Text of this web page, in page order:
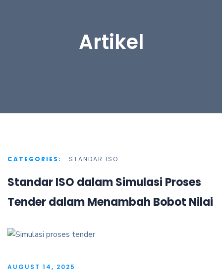
Artikel
CATEGORIES: STANDAR ISO
Standar ISO dalam Simulasi Proses
Tender dalam Menambah Bobot Nilai
AUGUST 14, 2025